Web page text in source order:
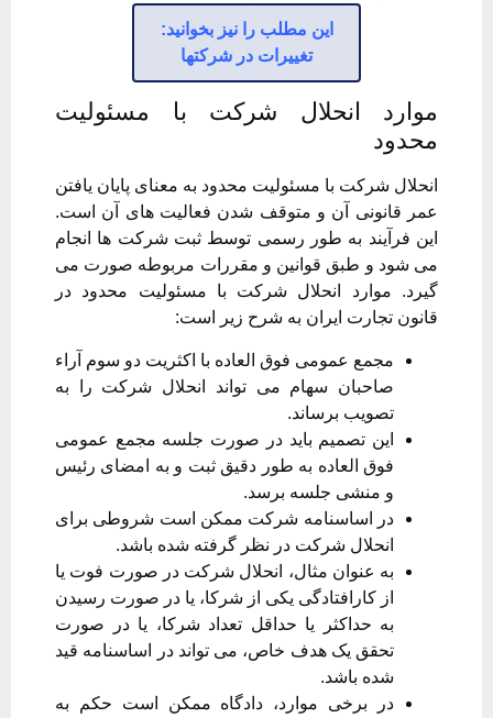
این مطلب را نیز بخوانید:
تغییرات در شرکتها
موارد انحلال شرکت با مسئولیت
محدود
انحلال شرکت با مسئولیت محدود به معنای پایان یافتن
عمر قانونی آن و متوقف شدن فعالیت های آن است.
این فرآیند به طور رسمی توسط ثبت شرکت ها انجام
می شود و طبق قوانین و مقررات مربوطه صورت می
گیرد. موارد انحلال شرکت با مسئولیت محدود در
قانون تجارت ایران به شرح زیر است:
مجمع عمومی فوق العاده با اکثریت دو سوم آراء
صاحبان سهام می تواند انحلال شرکت را به
تصویب برساند.
این تصمیم باید در صورت جلسه مجمع عمومی
فوق العاده به طور دقیق ثبت و به امضای رئیس
و منشی جلسه برسد.
در اساسنامه شرکت ممکن است شروطی برای
انحلال شرکت در نظر گرفته شده باشد.
به عنوان مثال، انحلال شرکت در صورت فوت یا
از کارافتادگی یکی از شرکا، یا در صورت رسیدن
به حداکثر یا حداقل تعداد شرکا، یا در صورت
تحقق یک هدف خاص، می تواند در اساسنامه قید
شده باشد.
در برخی موارد، دادگاه ممکن است حکم به